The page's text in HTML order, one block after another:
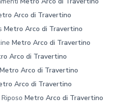
Arco di Travertino
Metro Arco di Travertino
Metro Arco di Travertino
Arco di Travertino
Metro Arco di Travertino
Arco di Travertino
Metro Arco di Travertino